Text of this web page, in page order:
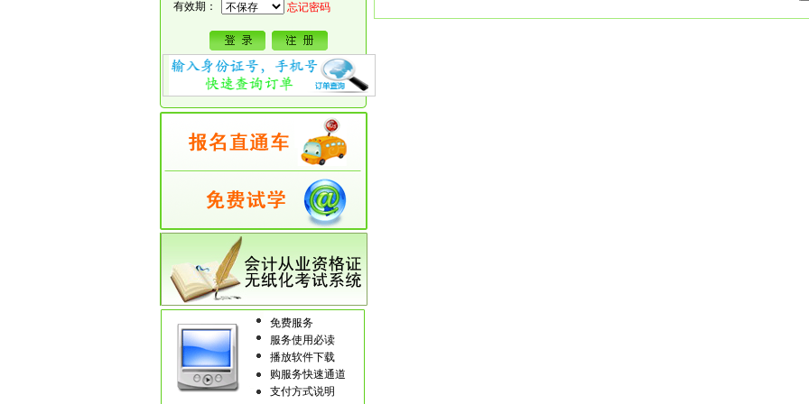
有效期： 忘记密码
免费服务
服务使用必读
播放软件下载
购服务快速通道
支付方式说明